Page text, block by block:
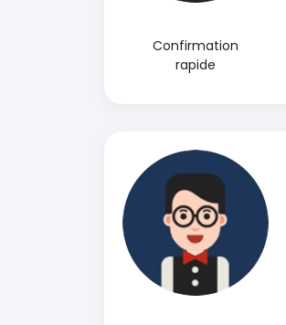
Confirmation
rapide